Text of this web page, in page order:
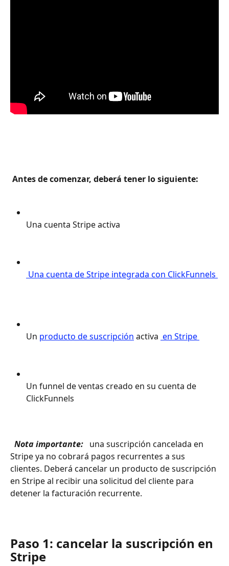
Antes de comenzar, deberá tener lo siguiente:
Una cuenta Stripe activa
Una cuenta de Stripe integrada con ClickFunnels
Un producto de suscripción activa en Stripe
Un funnel de ventas creado en su cuenta de
ClickFunnels
Nota importante: una suscripción cancelada en
Stripe ya no cobrará pagos recurrentes a sus
clientes. Deberá cancelar un producto de suscripción
en Stripe al recibir una solicitud del cliente para
detener la facturación recurrente.
Paso 1: cancelar la suscripción en
Stripe